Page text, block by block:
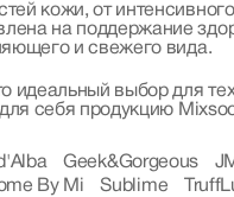
кожи, от
на поддержание
и свежего вида.
выбор для
себя продукцию
Geek&Gorgeous
By Mi Sublime